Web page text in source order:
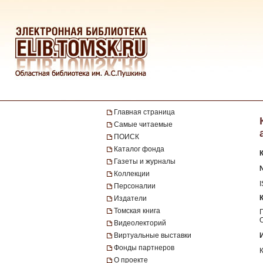
Главная страница
Самые читаемые
ПОИСК
Каталог фонда
Газеты и журналы
Коллекции
Персоналии
Издатели
Томская книга
Видеолекторий
Виртуальные выставки
Фонды партнеров
О проекте